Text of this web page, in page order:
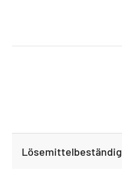
Lösemittelbeständig